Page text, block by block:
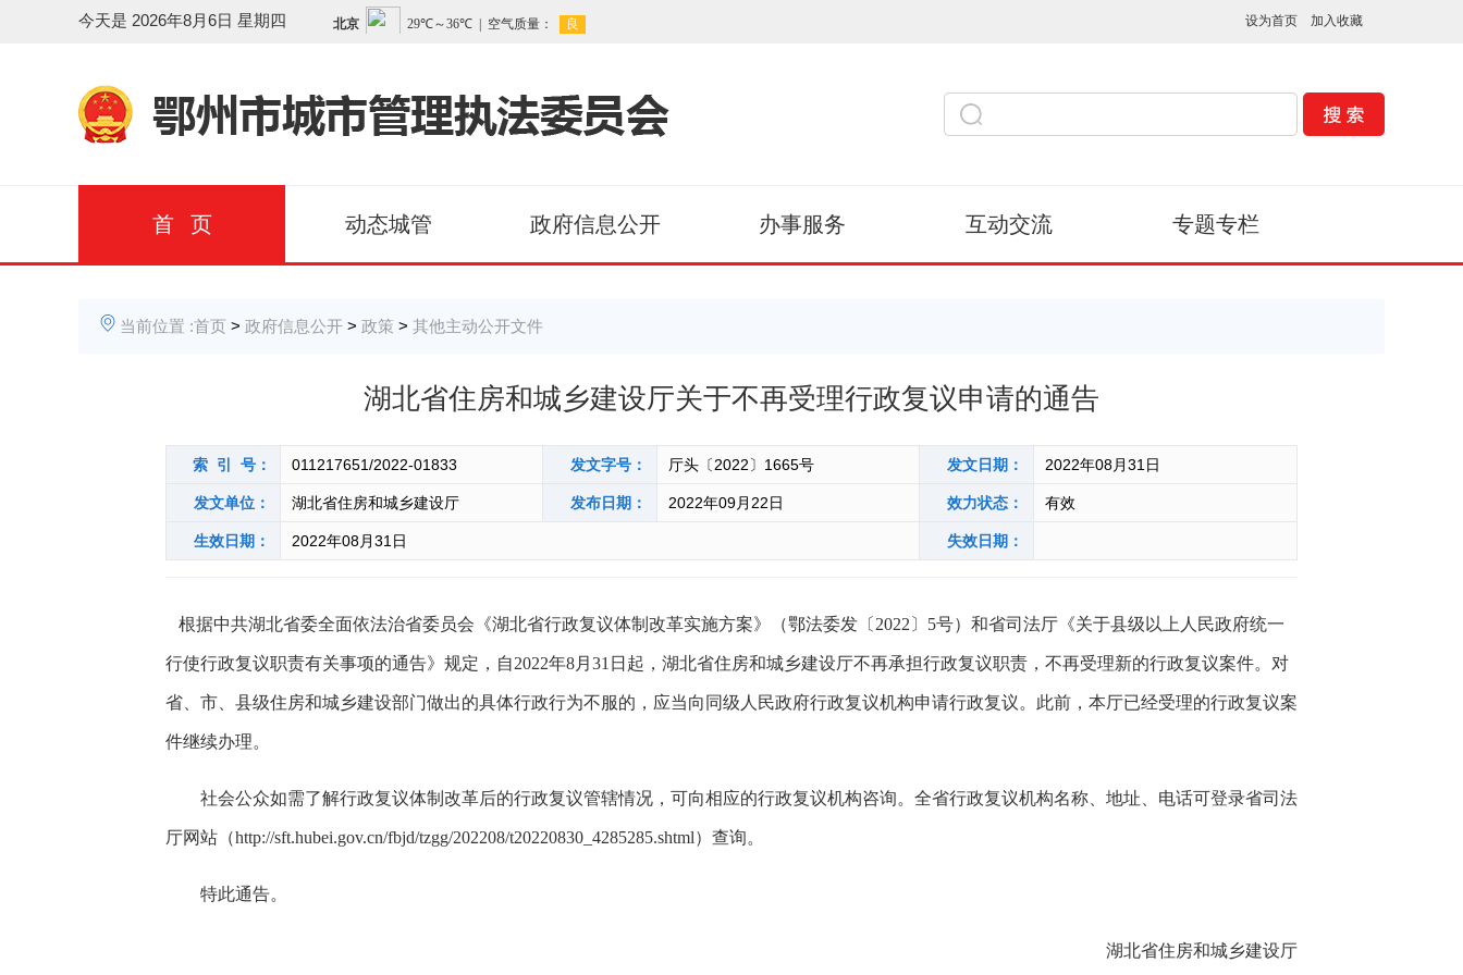
今天是 2026年8月6日 星期四 设为首页 加入收藏
首 页 动态城管 政府信息公开 办事服务 互动交流 专题专栏
当前位置 :首页 > 政府信息公开 > 政策 > 其他主动公开文件
湖北省住房和城乡建设厅关于不再受理行政复议申请的通告
索 引 号： 011217651/2022-01833 发文字号： 厅头〔2022〕1665号 发文日期： 2022年08月31日
发文单位： 湖北省住房和城乡建设厅 发布日期： 2022年09月22日 效力状态： 有效
生效日期： 2022年08月31日 失效日期：
根据中共湖北省委全面依法治省委员会 《湖北省行政复议体制改革实施方案》（鄂法委发〔 2022 〕 5号） 和省司法厅《关于县级以上人民政府统一
行使行政复议职责有关事项的通告》 规定， 自2022年8月 31日起，湖北省住房和城乡建设厅不再承担行政复议职责，不再受理新的行政复议案件。 对
省、市、县级住房和城乡建设部门做出的具体行政行为不服的，应当向同级人民政府行政复议机构申请行政复议。此前，本厅已经受理的行政复议案
件继续办理。
社会公众如需了解行政复议体制改革后的行政复议管辖情况，可向相应的行政复议机构咨询。全省行政复议机构名称、地址、电话可登录省司法
厅网站（http://sft.hubei.gov.cn/fbjd/tzgg/202208/t20220830_4285285.shtml）查询。
特此通告。
湖北省住房和城乡建设厅